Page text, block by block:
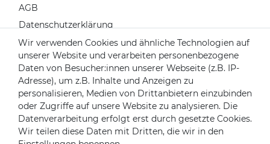
AGB
Datenschutzerklärung
Widerrufsrecht
Impressum
Kontakt
Über uns
Mein Konto
Login
Wir verwenden Cookies und ähnliche Technologien auf
unserer Website und verarbeiten personenbezogene
Daten von Besucher:innen unserer Webseite (z.B. IP-
Adresse), um z.B. Inhalte und Anzeigen zu
personalisieren, Medien von Drittanbietern einzubinden
oder Zugriffe auf unsere Website zu analysieren. Die
Datenverarbeitung erfolgt erst durch gesetzte Cookies.
Wir teilen diese Daten mit Dritten, die wir in den